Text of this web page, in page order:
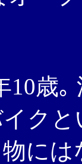
10歳
ク
に